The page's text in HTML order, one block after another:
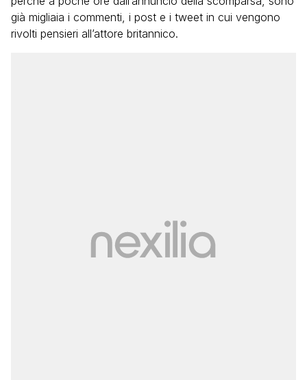
già migliaia i commenti, i post e i tweet in cui vengono
rivolti pensieri all’attore britannico.